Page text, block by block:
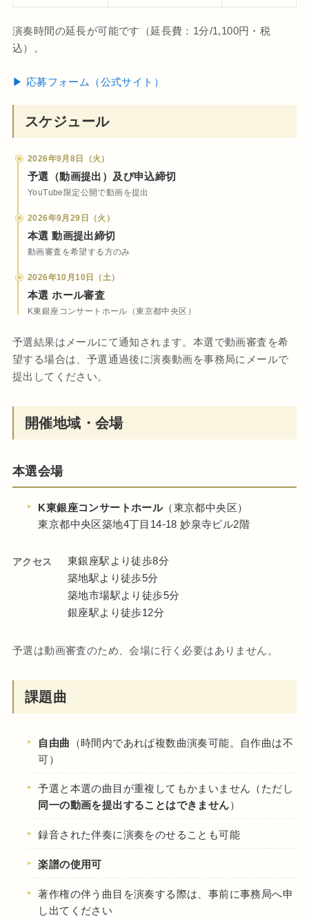
演奏時間の延長が可能です（延長費：1分/1,100円・税
込）。
▶ 応募フォーム（公式サイト）
スケジュール
2026年9月8日（火）
予選（動画提出）及び申込締切
YouTube限定公開で動画を提出
2026年9月29日（火）
本選 動画提出締切
動画審査を希望する方のみ
2026年10月10日（土）
本選 ホール審査
K東銀座コンサートホール（東京都中央区）
予選結果はメールにて通知されます。本選で動画審査を希
望する場合は、予選通過後に演奏動画を事務局にメールで
提出してください。
開催地域・会場
本選会場
K東銀座コンサートホール（東京都中央区）
東京都中央区築地4丁目14-18 妙泉寺ビル2階
アクセス
東銀座駅より徒歩8分
築地駅より徒歩5分
築地市場駅より徒歩5分
銀座駅より徒歩12分
予選は動画審査のため、会場に行く必要はありません。
課題曲
自由曲 （時間内であれば複数曲演奏可能。自作曲は不
可）
予選と本選の曲目が重複してもかまいません（ただし
同一の動画を提出することはできません）
録音された伴奏に演奏をのせることも可能
楽譜の使用可
著作権の伴う曲目を演奏する際は、事前に事務局へ申
し出てください